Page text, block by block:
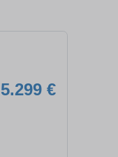
5.299 €